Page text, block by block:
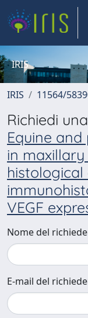
IRIS
IRIS 11564/
Richiedi
Equine
in
histological
VEGF
Nome del
E-mail del